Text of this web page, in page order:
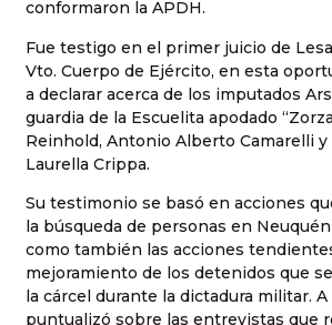
conformaron la APDH.
Fue testigo en el primer juicio de
Vto. Cuerpo de Ejército, en esta
a declarar acerca de los imputados
guardia de la Escuelita apodado
Reinhold, Antonio Alberto Camarelli
Laurella Crippa.
Su testimonio se basó en acciones
la búsqueda de personas en
como también las acciones
mejoramiento de los detenidos que
la cárcel durante la dictadura militar. A
puntualizó sobre las entrevistas que